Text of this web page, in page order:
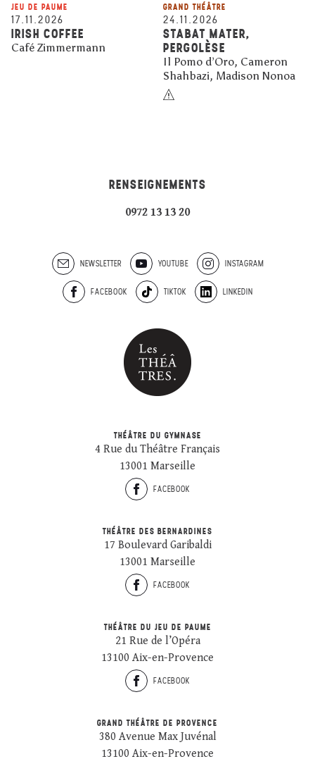
JEU DE PAUME
17.11.2026
IRISH COFFEE
Café Zimmermann
GRAND THÉÂTRE
24.11.2026
STABAT MATER,
PERGOLÈSE
Il Pomo d’Oro, Cameron
Shahbazi, Madison Nonoa
RENSEIGNEMENTS
0972 13 13 20
NEWSLETTER YOUTUBE INSTAGRAM
FACEBOOK TIKTOK LINKEDIN
THÉÂTRE DU GYMNASE
4 Rue du Théâtre Français
13001 Marseille
FACEBOOK
THÉÂTRE DES BERNARDINES
17 Boulevard Garibaldi
13001 Marseille
FACEBOOK
THÉÂTRE DU JEU DE PAUME
21 Rue de l’Opéra
13100 Aix-en-Provence
FACEBOOK
GRAND THÉÂTRE DE PROVENCE
380 Avenue Max Juvénal
13100 Aix-en-Provence